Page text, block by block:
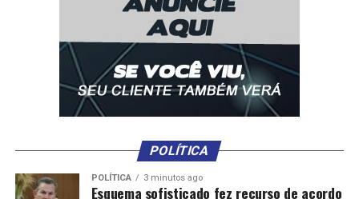
POLÍTICA
POLÍTICA 3 minutos ago
Esquema sofisticado fez recurso de acordo